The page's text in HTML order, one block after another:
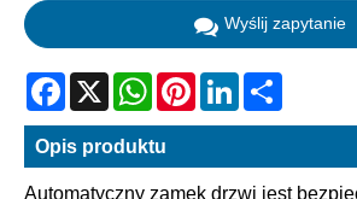
Wyślij zapytanie
Facebook
X WhatsAppPinterestLinkedIn
Opis produktu
Automatyczny zamek drzwi jest